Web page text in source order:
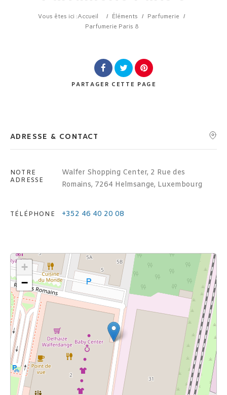
Catégorie
Vous êtes ici :Accueil / Éléments / Parfumerie
/
Parfumerie Paris 8
PARTAGER CETTE PAGE
ADRESSE & CONTACT
NOTRE
ADRESSE
Walfer Shopping Center, 2 Rue des
Romains, 7264 Helmsange, Luxembourg
TÉLÉPHONE +352 46 40 20 08
+
−